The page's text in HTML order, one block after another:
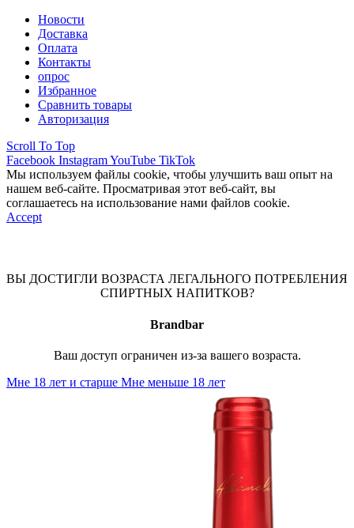
Новости
Доставка
Оплата
Контакты
опрос
Избранное
Сравнить товары
Авторизация
Scroll To Top
Facebook InstagramYouTube TikTok
Мы используем файлы cookie, чтобы улучшить ваш опыт на
нашем веб-сайте. Просматривая этот веб-сайт, вы
соглашаетесь на использование нами файлов cookie.
Accept
ВЫ ДОСТИГЛИ ВОЗРАСТА ЛЕГАЛЬНОГО ПОТРЕБЛЕНИЯ
СПИРТНЫХ НАПИТКОВ?
Brandbar
Ваш доступ ограничен из-за вашего возраста.
Мне 18 лет и старше Мне меньше 18 лет